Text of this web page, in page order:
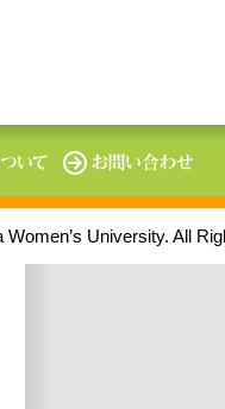
University. All